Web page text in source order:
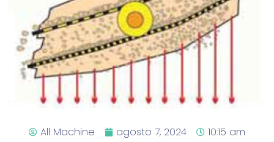
All Machine agosto 7, 2024
10:15 am